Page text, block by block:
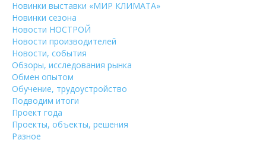
Новинки выставки «МИР КЛИМАТА»
Новинки сезона
Новости НОСТРОЙ
Новости производителей
Новости, события
Обзоры, исследования рынка
Обмен опытом
Обучение, трудоустройство
Подводим итоги
Проект года
Проекты, объекты, решения
Разное